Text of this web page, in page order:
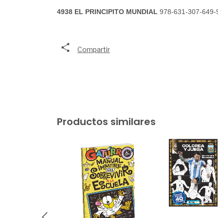
4938 EL PRINCIPITO MUNDIAL 978-631-307-
Compartir
Productos similares